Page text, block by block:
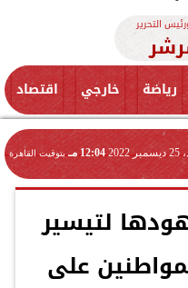
التحرير
رياضة خارجي اقتصاد
2022 12:04 مـ بتوقيت القاهرة
لتيسير
على